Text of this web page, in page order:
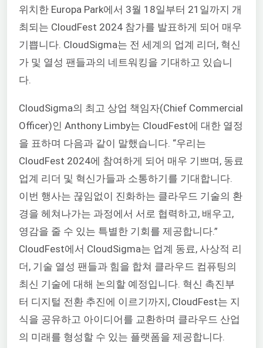
위치한 Europa Park에서 3월 18일부터 21일까지 개
최되는 CloudFest 2024 참가를 발표하게 되어 매우
기쁩니다. CloudSigma는 전 세계의 업계 리더, 혁신
가 및 열성 팬들과의 네트워킹을 기대하고 있습니
다.
CloudSigma의 최고 상업 책임자(Chief Commercial
Officer)인 Anthony Limby는 CloudFest에 대한 열정
을 표하며 다음과 같이 말했습니다. “우리는
CloudFest 2024에 참여하게 되어 매우 기쁘며, 동료
업계 리더 및 혁신가들과 소통하기를 기대합니다.
이번 행사는 끊임없이 진화하는 클라우드 기술의 환
경을 헤쳐나가는 과정에서 서로 협력하고, 배우고,
영감을 줄 수 있는 특별한 기회를 제공합니다.”
CloudFest에서 CloudSigma는 업계 동료, 사상적 리
더, 기술 열성 팬들과 힘을 합쳐 클라우드 컴퓨팅의
최신 기술에 대해 논의할 예정입니다. 혁신 촉진부
터 디지털 전환 추진에 이르기까지, CloudFest는 지
식을 공유하고 아이디어를 교환하며 클라우드 산업
의 미래를 형성할 수 있는 플랫폼을 제공합니다.